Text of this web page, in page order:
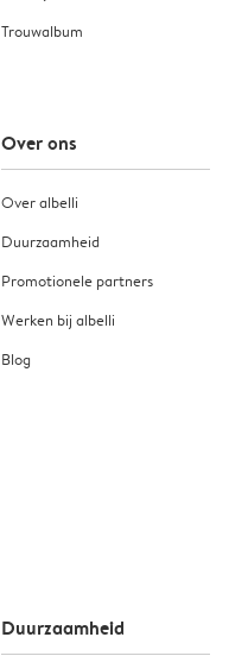
Trouwalbum
Over ons
Over albelli
Duurzaamheid
Promotionele partners
Werken bij albelli
Blog
Duurzaamheid